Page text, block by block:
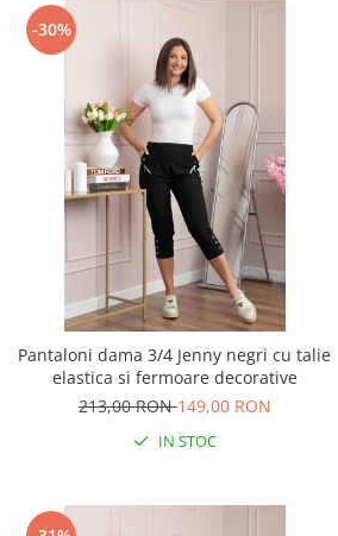
-30%
Pantaloni dama 3/4 Jenny negri cu talie
elastica si fermoare decorative
213,00 RON149,00 RON
IN STOC